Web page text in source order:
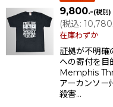
9,800.-(税別)
(税込: 10,780
在庫わずか
証拠が不明確
への寄付を
Memphis
アーカンソー
殺害…